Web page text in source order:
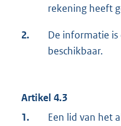
rekening heeft
2.
De informatie
beschikbaar.
Artikel 4.3
1.
Een lid van het